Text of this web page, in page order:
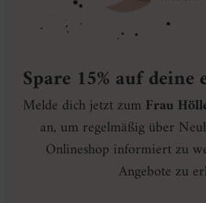
Spare 15% auf deine
Melde dich jetzt zum Frau
an, um regelmäßig über
Onlineshop informiert zu
Angebote zu